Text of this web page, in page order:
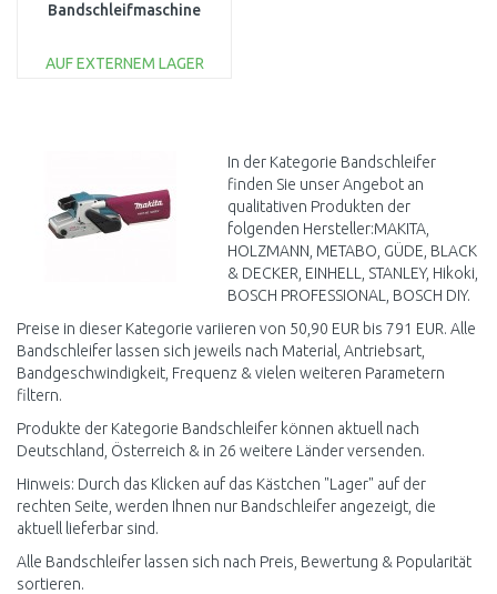
Bandschleifmaschine
AUF EXTERNEM LAGER
In der Kategorie Bandschleifer
finden Sie unser Angebot an
qualitativen Produkten der
folgenden Hersteller:MAKITA,
HOLZMANN, METABO, GÜDE, BLACK
& DECKER, EINHELL, STANLEY, Hikoki,
BOSCH PROFESSIONAL, BOSCH DIY.
Preise in dieser Kategorie variieren von 50,90 EUR bis 791 EUR. Alle
Bandschleifer lassen sich jeweils nach Material, Antriebsart,
Bandgeschwindigkeit, Frequenz & vielen weiteren Parametern
filtern.
Produkte der Kategorie Bandschleifer können aktuell nach
Deutschland, Österreich & in 26 weitere Länder versenden.
Hinweis: Durch das Klicken auf das Kästchen "Lager" auf der
rechten Seite, werden Ihnen nur Bandschleifer angezeigt, die
aktuell lieferbar sind.
Alle Bandschleifer lassen sich nach Preis, Bewertung & Popularität
sortieren.